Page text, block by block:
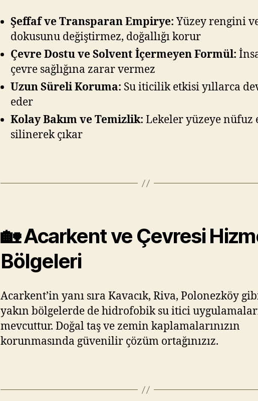
Şeffaf ve Transparan Empirye:Yüzey rengini
dokusunu değiştirmez, doğallığı korur
Çevre Dostu ve Solvent İçermeyen Formül:
çevre sağlığına zarar vermez
Uzun Süreli Koruma: Su iticilik etkisi yıllarca
eder
Kolay Bakım ve Temizlik: Lekeler yüzeye nüfuz
silinerek çıkar
🏡 Acarkent ve Çevresi
Bölgeleri
Acarkent’in yanı sıra Kavacık, Riva, Polonezköy
yakın bölgelerde de hidrofobik su itici
mevcuttur. Doğal taş ve zemin kaplamalarınızın
korunmasında güvenilir çözüm ortağınızız.